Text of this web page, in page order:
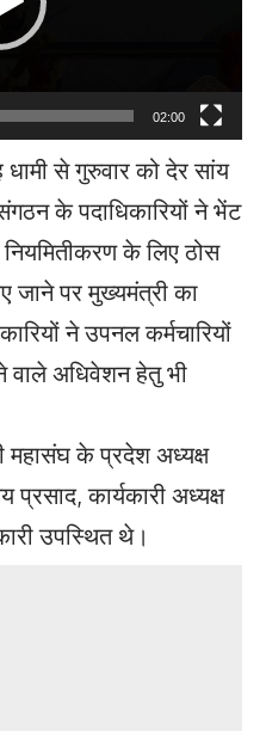
02:00
से गुरुवार को देर सांय
के पदाधिकारियों ने भेंट
के लिए ठोस
जाने पर मुख्यमंत्री का
ने उपनल कर्मचारियों
वाले अधिवेशन हेतु भी
महासंघ के प्रदेश अध्यक्ष
प्रसाद, कार्यकारी अध्यक्ष
उपस्थित थे।